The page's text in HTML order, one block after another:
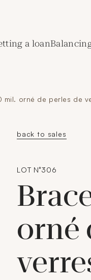
a loan
mil. orné de perles de
back to sales
LOT N°306
orné